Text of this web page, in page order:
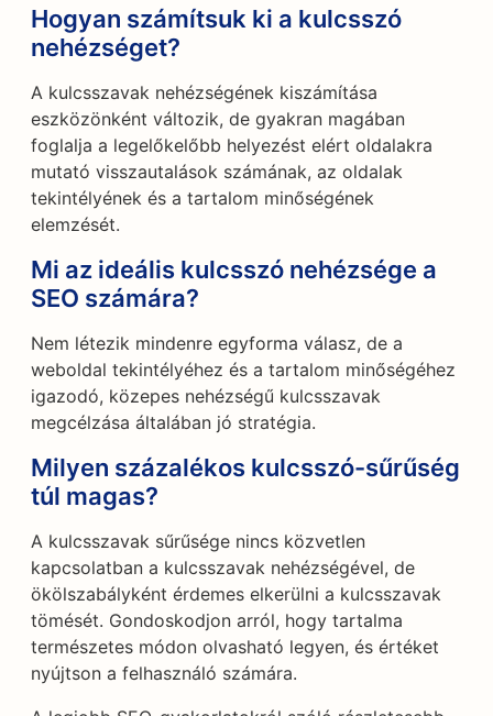
Hogyan számítsuk ki a kulcsszó
nehézséget?
A kulcsszavak nehézségének kiszámítása
eszközönként változik, de gyakran magában
foglalja a legelőkelőbb helyezést elért oldalakra
mutató visszautalások számának, az oldalak
tekintélyének és a tartalom minőségének
elemzését.
Mi az ideális kulcsszó nehézsége a
SEO számára?
Nem létezik mindenre egyforma válasz, de a
weboldal tekintélyéhez és a tartalom minőségéhez
igazodó, közepes nehézségű kulcsszavak
megcélzása általában jó stratégia.
Milyen százalékos kulcsszó-sűrűség
túl magas?
A kulcsszavak sűrűsége nincs közvetlen
kapcsolatban a kulcsszavak nehézségével, de
ökölszabályként érdemes elkerülni a kulcsszavak
tömését. Gondoskodjon arról, hogy tartalma
természetes módon olvasható legyen, és értéket
nyújtson a felhasználó számára.